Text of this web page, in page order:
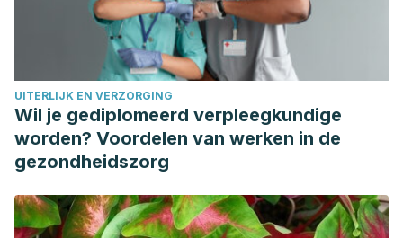
UITERLIJK EN VERZORGING
Wil je gediplomeerd verpleegkundige
worden? Voordelen van werken in de
gezondheidszorg